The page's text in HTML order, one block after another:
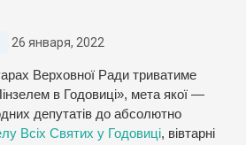
26 января, 2022
Верховної Ради триватиме
в Годовиці», мета якої —
депутатів до абсолютно
Всіх Святих у Годовиці, вівтарні